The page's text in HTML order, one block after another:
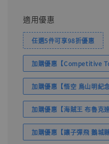
適用優惠
任選5件可享98折優惠
加購優惠【Competitive
加購優惠【悟空 鳥山明紀
加購優惠【海賊王 布魯克
加購優惠【讓子彈飛 鵝城